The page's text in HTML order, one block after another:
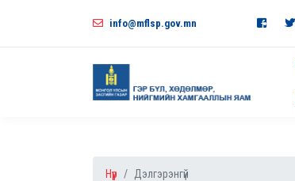
info@mflsp.gov.mn
Нүүр Дэлгэрэнгүй